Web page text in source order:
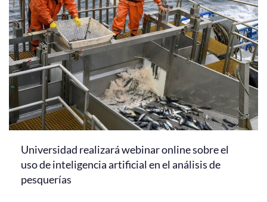
Universidad realizará webinar online sobre el
uso de inteligencia artificial en el análisis de
pesquerías